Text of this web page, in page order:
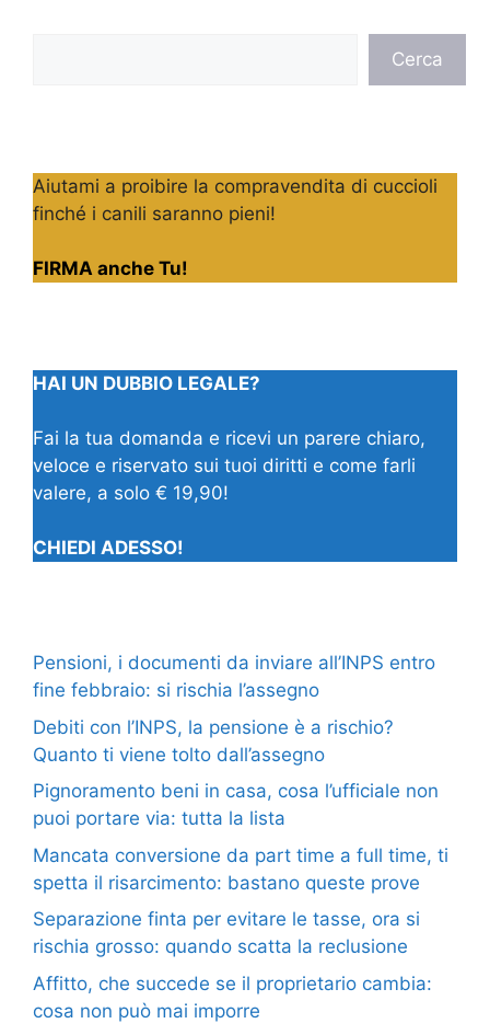
Cerca
Aiutami a proibire la compravendita di cuccioli
finché i canili saranno pieni!
FIRMA anche Tu!
HAI UN DUBBIO LEGALE?
Fai la tua domanda e ricevi un parere chiaro,
veloce e riservato sui tuoi diritti e come farli
valere, a solo € 19,90!
CHIEDI ADESSO!
Pensioni, i documenti da inviare all’INPS entro
fine febbraio: si rischia l’assegno
Debiti con l’INPS, la pensione è a rischio?
Quanto ti viene tolto dall’assegno
Pignoramento beni in casa, cosa l’ufficiale non
puoi portare via: tutta la lista
Mancata conversione da part time a full time, ti
spetta il risarcimento: bastano queste prove
Separazione finta per evitare le tasse, ora si
rischia grosso: quando scatta la reclusione
Affitto, che succede se il proprietario cambia:
cosa non può mai imporre